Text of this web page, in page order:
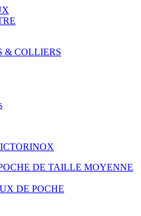
& COLLIERS
DE TAILLE MOYENNE
DE POCHE